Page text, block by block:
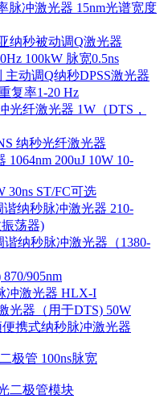
脉冲激光器 15nm光谱宽度
纳秒被动调Q激光器
100kW 脉宽0.5ns
动调Q纳秒DPSS激光器
复率1-20 Hz
光纤激光器 1W（DTS，
纳秒光纤激光器
200uJ 10W 10-
30ns ST/FC可选
纳秒脉冲激光器 210-
振荡器)
纳秒脉冲激光器（1380-
905nm
冲激光器 HLX-I
光器（用于DTS) 50W
携式纳秒脉冲激光器
极管 100ns脉宽
二极管模块